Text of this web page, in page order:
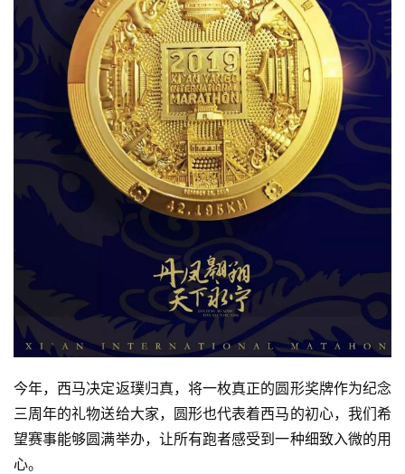
今年，西马决定返璞归真，将一枚真正的圆形奖牌作为纪念
三周年的礼物送给大家，圆形也代表着西马的初心，我们希
望赛事能够圆满举办，让所有跑者感受到一种细致入微的用
心。